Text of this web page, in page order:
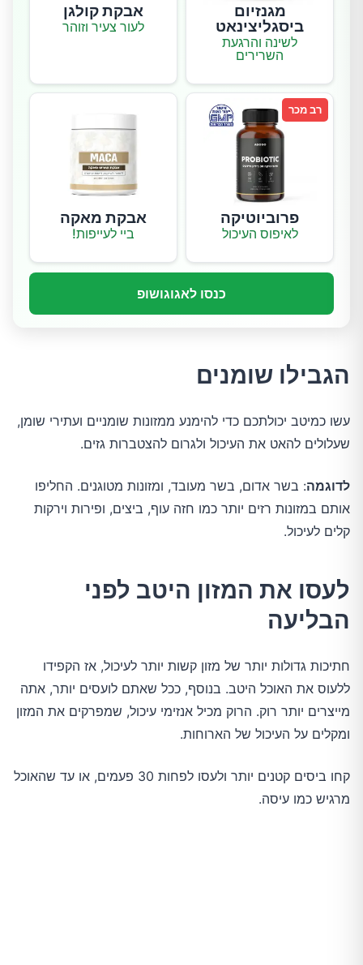
מגנזיום
ביסגליצינאט
לשינה והרגעת
השרירים
אבקת קולגן
לעור צעיר וזוהר
רב מכר
פרוביוטיקה
לאיפוס העיכול
אבקת מאקה
ביי לעייפות!
כנסו לאגוגושופ
הגבילו שומנים
עשו כמיטב יכולתכם כדי להימנע ממזונות שומניים ועתירי שומן,
שעלולים להאט את העיכול ולגרום להצטברות גזים.
לדוגמה: בשר אדום, בשר מעובד, ומזונות מטוגנים. החליפו
אותם במזונות רזים יותר כמו חזה עוף, ביצים, ופירות וירקות
קלים לעיכול.
לעסו את המזון היטב לפני
הבליעה
חתיכות גדולות יותר של מזון קשות יותר לעיכול, אז הקפידו
ללעוס את האוכל היטב. בנוסף, ככל שאתם לועסים יותר, אתה
מייצרים יותר רוק. הרוק מכיל אנזימי עיכול, שמפרקים את המזון
ומקלים על העיכול של הארוחות.
קחו ביסים קטנים יותר ולעסו לפחות 30 פעמים, או עד שהאוכל
מרגיש כמו עיסה.